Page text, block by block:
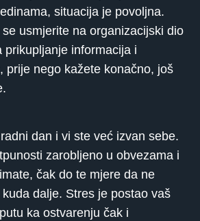
situacija je povoljna.
usmjerite na organizacijski dio
prikupljanje informacija i
prije nego kažete konačno, još
dan i vi ste već izvan sebe.
zarobljeno u obvezama i
čak do te mjere da ne
dalje. Stres je postao vaš
ka ostvarenju čak i